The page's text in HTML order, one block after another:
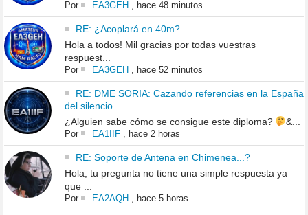
Por EA3GEH, hace 48 minutos
RE: ¿Acoplará en 40m?
Hola a todos! Mil gracias por todas vuestras
respuest...
Por EA3GEH, hace 52 minutos
RE: DME SORIA: Cazando referencias en la España
del silencio
¿Alguien sabe cómo se consigue este diploma?
&...
Por EA1IIF, hace 2 horas
RE: Soporte de Antena en Chimenea...?
Hola, tu pregunta no tiene una simple respuesta ya
que ...
Por EA2AQH, hace 5 horas